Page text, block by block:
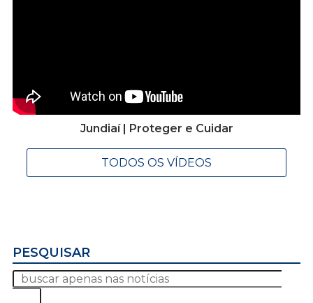
Jundiaí | Proteger e Cuidar
TODOS OS VÍDEOS
PESQUISAR